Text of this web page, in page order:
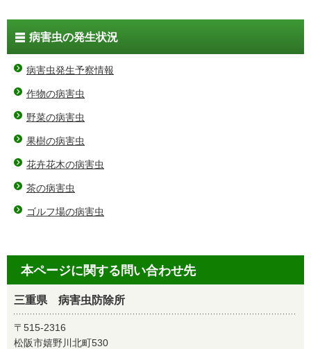
病害虫の発生状況
病害虫発生予察情報
作物の病害虫
野菜の病害虫
果樹の病害虫
花卉花木の病害虫
茶の病害虫
ゴルフ場の病害虫
本ページに関する問い合わせ先
三重県 病害虫防除所
〒515-2316
松阪市嬉野川北町530